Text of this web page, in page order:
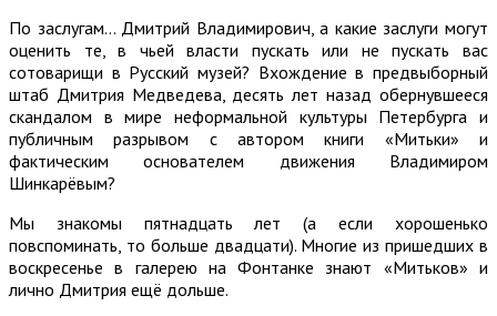
По заслугам… Дмитрий Владимирович, а какие заслуги могут
оценить те, в чьей власти пускать или не пускать вас
сотоварищи в Русский музей? Вхождение в предвыборный
штаб Дмитрия Медведева, десять лет назад обернувшееся
скандалом в мире неформальной культуры Петербурга и
публичным разрывом с автором книги «Митьки» и
фактическим основателем движения Владимиром
Шинкарёвым?
Мы знакомы пятнадцать лет (а если хорошенько
повспоминать, то больше двадцати). Многие из пришедших в
воскресенье в галерею на Фонтанке знают «Митьков» и
лично Дмитрия ещё дольше.